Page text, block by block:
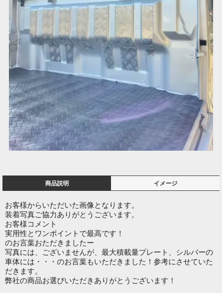
商品説明 イメージ
お客様からいただいた画像となります。
装着写真ご協力ありがとうございます。
お客様コメント
実用性とワンポイントで最高です！
のお言葉おただきましたー
写真には、ございませんが、最大積載量プレート、シルバーの
車体には・・・のお言葉もいただきました！参考にさせていた
だきます。
弊社の商品お選びいただきありがとうございます！